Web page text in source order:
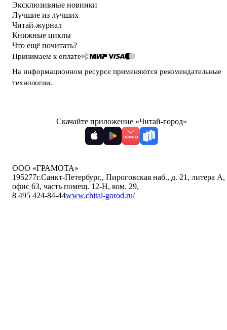
Эксклюзивные новинки
Лучшие из лучших
Читай-журнал
Книжные циклы
Что ещё почитать?
Принимаем к оплате
На информационном ресурсе применяются рекомендательные
технологии.
Скачайте приложение «Читай-город»
ООО «ГРАМОТА»
195277г.Санкт-Петербург,, Пироговская наб., д. 21, литера А,
офис 63, часть помещ. 12-Н, ком. 29,
8 495 424-84-44www.chitai-gorod.ru/